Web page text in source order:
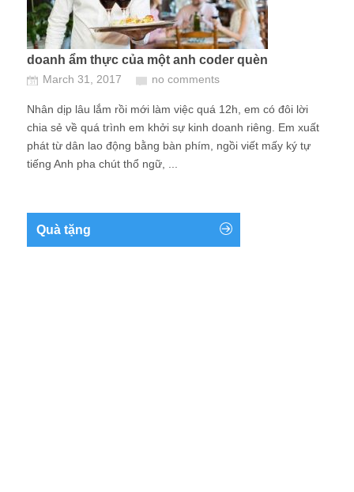
doanh ẩm thực của một anh coder quèn
March 31, 2017 no comments
Nhân dịp lâu lắm rồi mới làm việc quá 12h, em có đôi lời
chia sẻ về quá trình em khởi sự kinh doanh riêng. Em xuất
phát từ dân lao động bằng bàn phím, ngồi viết mấy ký tự
tiếng Anh pha chút thổ ngữ, ...
Quà tặng